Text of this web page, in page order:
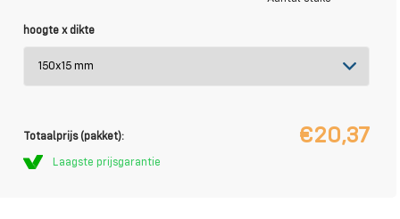
hoogte x dikte
Totaalprijs (pakket): €20,37
Laagste prijsgarantie